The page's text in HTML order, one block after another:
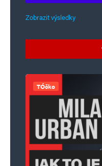
Zobrazit výsledky
TÓčko